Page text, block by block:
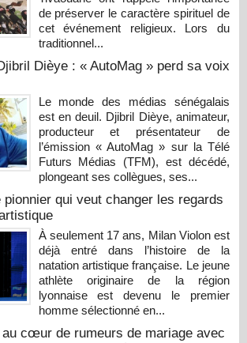
de préserver le caractère spirituel de
cet événement religieux. Lors du
traditionnel...
Dièye : « AutoMag » perd sa voix
Le monde des médias sénégalais
est en deuil. Djibril Dièye, animateur,
producteur et présentateur de
l’émission « AutoMag » sur la Télé
Futurs Médias (TFM), est décédé,
plongeant ses collègues, ses...
pionnier qui veut changer les regards
À seulement 17 ans, Milan Violon est
déjà entré dans l’histoire de la
natation artistique française. Le jeune
athlète originaire de la région
lyonnaise est devenu le premier
homme sélectionné en...
cœur de rumeurs de mariage avec